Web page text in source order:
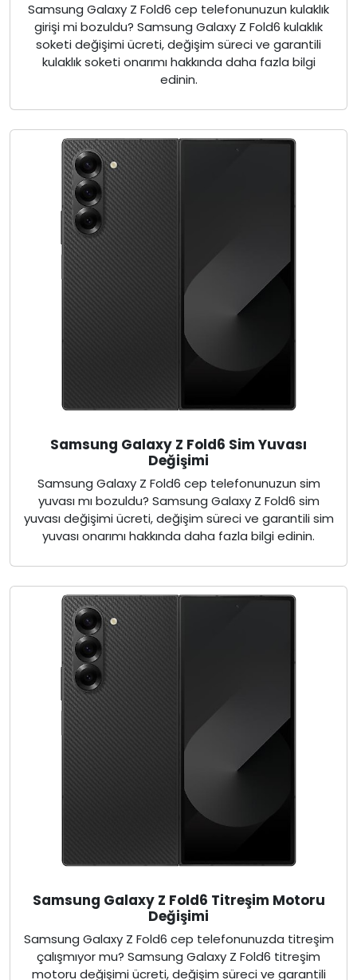
Samsung Galaxy Z Fold6 cep telefonunuzun kulaklık
girişi mi bozuldu? Samsung Galaxy Z Fold6 kulaklık
soketi değişimi ücreti, değişim süreci ve garantili
kulaklık soketi onarımı hakkında daha fazla bilgi
edinin.
Samsung Galaxy Z Fold6 Sim Yuvası
Değişimi
Samsung Galaxy Z Fold6 cep telefonunuzun sim
yuvası mı bozuldu? Samsung Galaxy Z Fold6 sim
yuvası değişimi ücreti, değişim süreci ve garantili sim
yuvası onarımı hakkında daha fazla bilgi edinin.
Samsung Galaxy Z Fold6 Titreşim Motoru
Değişimi
Samsung Galaxy Z Fold6 cep telefonunuzda titreşim
çalışmıyor mu? Samsung Galaxy Z Fold6 titreşim
motoru değişimi ücreti, değişim süreci ve garantili